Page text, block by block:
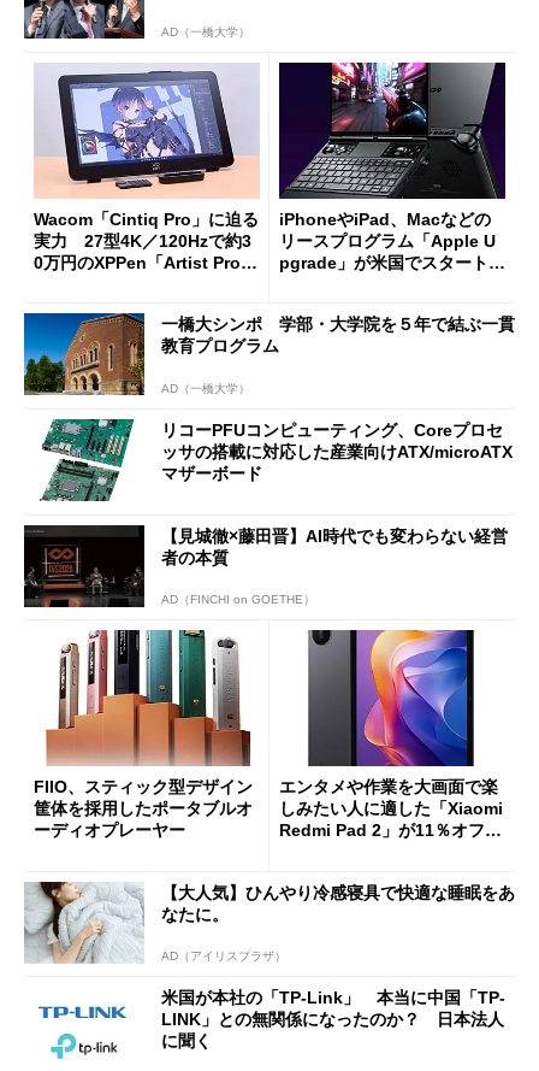
AD（一橋大学）
Wacom「Cintiq Pro」に迫る
実力 27型4K／120Hzで約3
0万円のXPPen「Artist Pro 2
iPhoneやiPad、Macなどの
リースプログラム「Apple U
pgrade」が米国でスタート／
ut」が明...
一橋大シンポ 学部・大学院を５年で結ぶ一貫
教育プログラム
AD（一橋大学）
リコーPFUコンピューティング、Coreプロセ
ッサの搭載に対応した産業向けATX/microATX
マザーボード
【見城徹×藤田晋】AI時代でも変わらない経営
者の本質
AD（FINCHI on GOETHE）
FIIO、スティック型デザイン
筐体を採用したポータブルオ
ーディオプレーヤー
エンタメや作業を大画面で楽
しみたい人に適した「Xiaomi
Redmi Pad 2」が11％オフの
【大人気】ひんやり冷感寝具で快適な睡眠をあ
なたに。
AD（アイリスプラザ）
米国が本社の「TP-Link」 本当に中国「TP-
LINK」との無関係になったのか？ 日本法人
に聞く